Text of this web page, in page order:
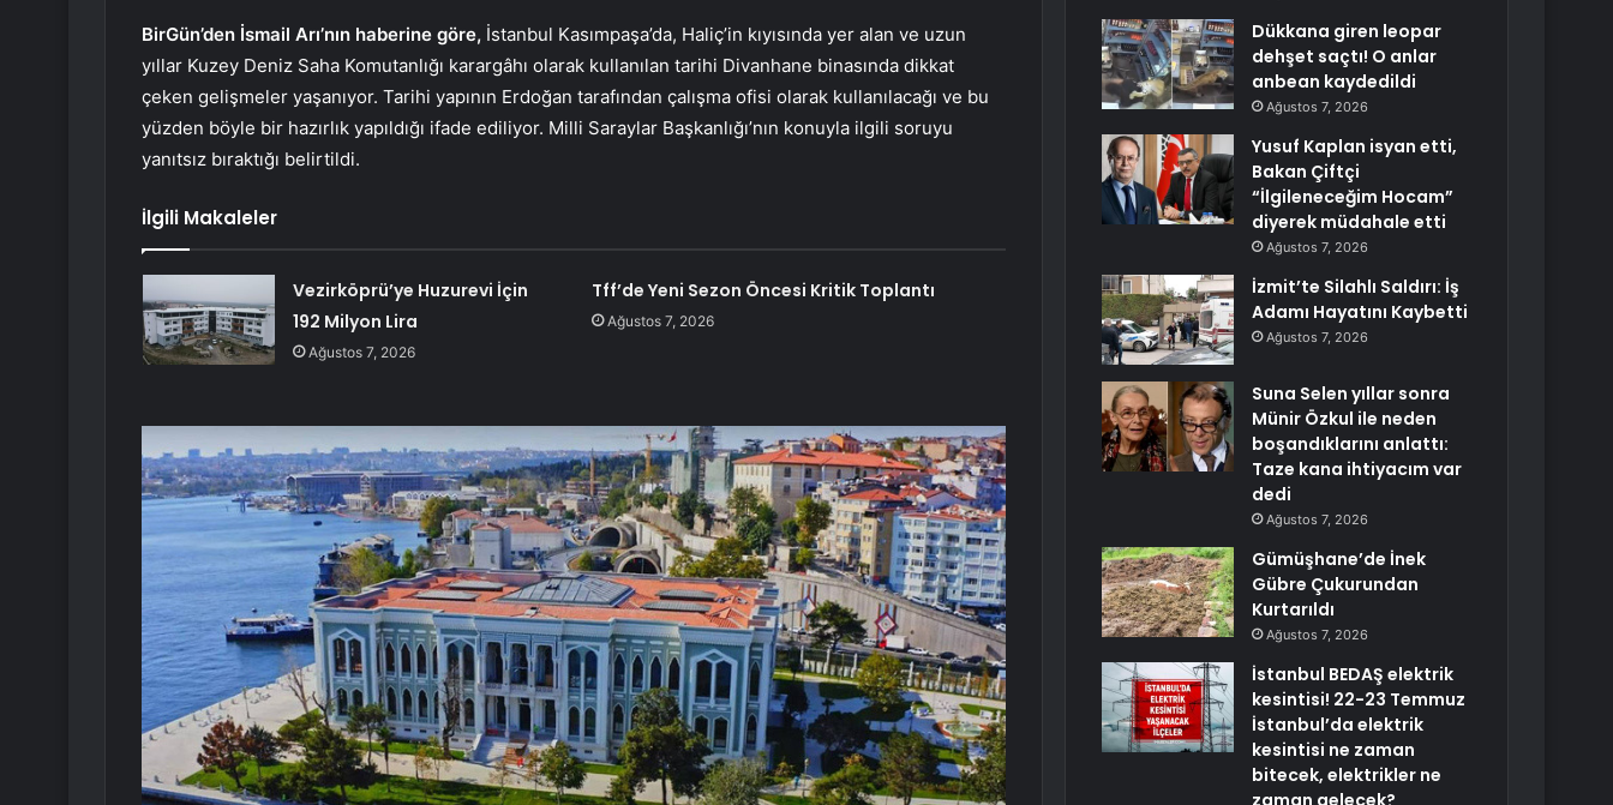
BirGün’den İsmail Arı’nın haberine göre, İstanbul Kasımpaşa’da, Haliç’in kıyısında yer alan ve uzun
yıllar Kuzey Deniz Saha Komutanlığı karargâhı olarak kullanılan tarihi Divanhane binasında dikkat
çeken gelişmeler yaşanıyor. Tarihi yapının Erdoğan tarafından çalışma ofisi olarak kullanılacağı ve bu
yüzden böyle bir hazırlık yapıldığı ifade ediliyor. Milli Saraylar Başkanlığı’nın konuyla ilgili soruyu
yanıtsız bıraktığı belirtildi.
İlgili Makaleler
Vezirköprü’ye Huzurevi İçin
192 Milyon Lira
Ağustos 7, 2026
Tff’de Yeni Sezon Öncesi Kritik Toplantı
Ağustos 7, 2026
Dükkana giren leopar
dehşet saçtı! O anlar
anbean kaydedildi
Ağustos 7, 2026
Yusuf Kaplan isyan etti,
Bakan Çiftçi
“İlgileneceğim Hocam”
diyerek müdahale etti
Ağustos 7, 2026
İzmit’te Silahlı Saldırı: İş
Adamı Hayatını Kaybetti
Ağustos 7, 2026
Suna Selen yıllar sonra
Münir Özkul ile neden
boşandıklarını anlattı:
Taze kana ihtiyacım var
dedi
Ağustos 7, 2026
Gümüşhane’de İnek
Gübre Çukurundan
Kurtarıldı
Ağustos 7, 2026
İstanbul BEDAŞ elektrik
kesintisi! 22-23 Temmuz
İstanbul’da elektrik
kesintisi ne zaman
bitecek, elektrikler ne
zaman gelecek?